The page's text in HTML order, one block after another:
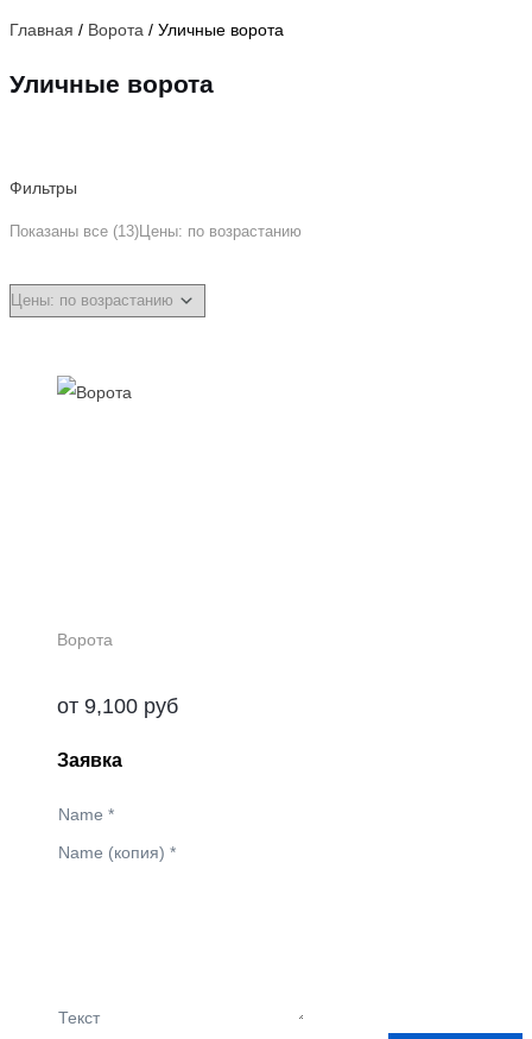
Главная / Ворота / Уличные ворота
Уличные ворота
Фильтры
Показаны все (13) Цены: по возрастанию
Ворота
от 9,100 руб
Заявка
Name *
Name (копия) *
Текст